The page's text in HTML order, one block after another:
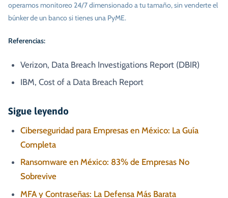
operamos monitoreo 24/7 dimensionado a tu tamaño, sin venderte el
búnker de un banco si tienes una PyME.
Referencias:
Verizon, Data Breach Investigations Report (DBIR)
IBM, Cost of a Data Breach Report
Sigue leyendo
Ciberseguridad para Empresas en México: La Guía
Completa
Ransomware en México: 83% de Empresas No
Sobrevive
MFA y Contraseñas: La Defensa Más Barata